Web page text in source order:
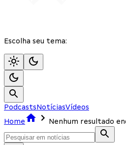
Escolha seu tema:
PodcastsNotíciasVídeos
Home
Nenhum resultado